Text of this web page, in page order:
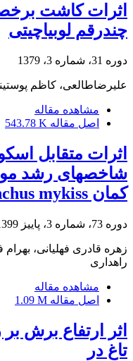
اثرات کاشت
چندرقم لوبیاچیتی
دوره 31، شماره 3، 1379
علیرضاطالعی، کاظم
مشاهده مقاله
اصل مقاله 543.78 K
اثرات متقابل
شاخص‏های رشد
کمان Oncorhynchus mykiss
دوره 73، شماره 3، پاییز 1399، صفحه
زهره قادری فهلیانی، بهرام
راهداری
مشاهده مقاله
اصل مقاله 1.09 M
اثر ارتفاع برش
تاغ در